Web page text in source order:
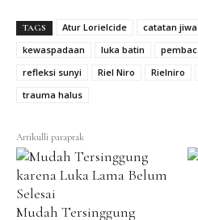
TAGS Atur Lorielcide catatan jiwa
kewaspadaan
luka batin
refleksi sunyi
Riel Niro Rielniro
trauma halus
Artikulli paraprak
Mudah Tersinggung